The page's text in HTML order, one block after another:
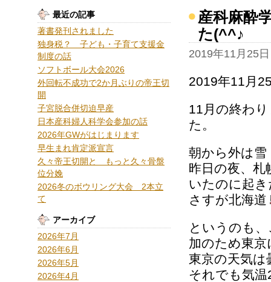
最近の記事
著書発刊されました
独身税？ 子ども・子育て支援金
制度の話
ソフトボール大会2026
外回転不成功で2か月ぶりの帝王切
開
子宮脱合併切迫早産
日本産科婦人科学会参加の話
2026年GWがはじまります
早生まれ肯定派宣言
久々帝王切開と もっと久々骨盤
位分娩
2026冬のボウリング大会 2本立
て
アーカイブ
2026年7月
2026年6月
2026年5月
2026年4月
産科麻酔
た(^^♪
2019年11月25
2019年11
11月の終わ
た。
朝から外は雪
昨日の夜、
いたのに起
さすが北海道
というのも
加のため東
東京の天気は
それでも気